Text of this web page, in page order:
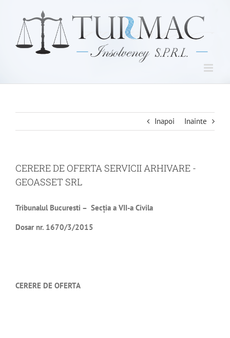
content
Inapoi Inainte
CERERE DE OFERTA SERVICII ARHIVARE -
GEOASSET SRL
Tribunalul Bucuresti – Secţia a VII-a Civila
Dosar nr. 1670/3/2015
CERERE DE OFERTA